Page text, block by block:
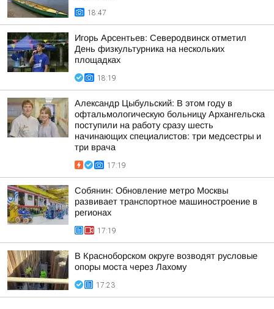
18:47
Игорь Арсентьев: Северодвинск отметил
День физкультурника на нескольких
площадках
18:19
Александр Цыбульский: В этом году в
офтальмологическую больницу Архангельска
поступили на работу сразу шесть
начинающих специалистов: три медсестры и
три врача
17:19
Собянин: Обновление метро Москвы
развивает транспортное машиностроение в
регионах
17:19
В Красноборском округе возводят русловые
опоры моста через Лахому
17:23